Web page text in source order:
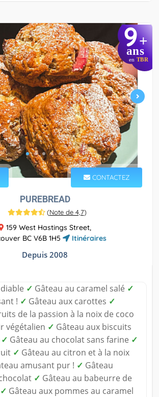
9+
ans
en TBR
CONTACTEZ
PUREBREAD
(Note de 4,7)
159 West Hastings Street,
BC V6B 1H5
Itinéraires
Depuis 2008
✓ Gâteau au caramel salé ✓
! ✓ Gâteau aux carottes ✓
de la passion à la noix de coco
végétalien ✓ Gâteau aux biscuits
✓ Gâteau au chocolat sans farine ✓
✓ Gâteau au citron et à la noix
amusant pur ! ✓ Gâteau
✓ Gâteau au babeurre de
✓ Gâteau aux pommes au caramel